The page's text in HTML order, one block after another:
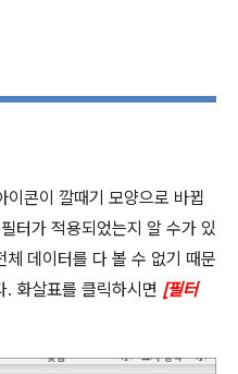
콘이 깔때기 모양으로 바뀝
터가 적용되었는지 알 수가 있
체 데이터를 다 볼 수 없기 때문
. 화살표를 클릭하시면 [필터